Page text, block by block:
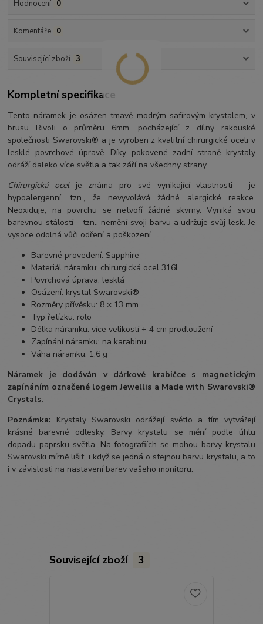
Hodnocení 0
Komentáře 0
Související zboží 3
Kompletní specifikace
Tento náramek je osázen tmavě modrým safírovým krystalem, v
brusu Rivoli o průměru 6mm, pocházející z dílny rakouské
společnosti Swarovski® a je vyroben z kvalitní chirurgické oceli v
lesklé povrchové úpravě. Díky pokovené zadní straně krystaly
odráží daleko více světla a tak září na všechny strany.
Chirurgická ocelje známa pro své vynikající vlastnosti - je
hypoalergenní, tzn., že nevyvolává žádné alergické reakce.
Neoxiduje, na povrchu se netvoří žádné skvrny. Vyniká svou
barevnou stálostí – tzn., nemění svoji barvu a udržuje svůj lesk. Je
vysoce odolná vůči odření a poškození.
Barevné provedení: Sapphire
Materiál náramku: chirurgická ocel 316L
Povrchová úprava: lesklá
Osázení: krystal Swarovski®
Rozměry přívěsku: 8 × 13 mm
Typ řetízku: rolo
Délka náramku: více velikostí + 4 cm prodloužení
Zapínání náramku: na karabinu
Váha náramku: 1,6 g
Náramek je dodáván v dárkové krabičce s magnetickým
zapínáním označené logem Jewellis a Made with Swarovski®
Crystals.
Poznámka: Krystaly Swarovski odrážejí světlo a tím vytvářejí
krásné barevné odlesky. Barvy krystalu se mění podle úhlu
dopadu paprsku světla. Na fotografiích se mohou barvy krystalu
Swarovski mírně lišit, i když se jedná o stejnou barvu krystalu, a to
i v závislosti na nastavení barev vašeho monitoru.
Související zboží 3